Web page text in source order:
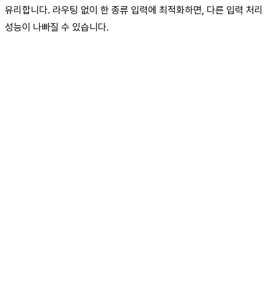
유리합니다. 라우팅 없이 한 종류 입력에 최적화하면, 다른 입력 처리
성능이 나빠질 수 있습니다.